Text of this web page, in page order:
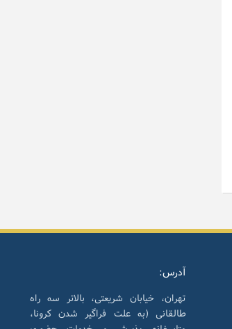
آدرس:
تهران، خیابان شریعتی، بالاتر سه راه
طالقانی (به علت فراگیر شدن کرونا،